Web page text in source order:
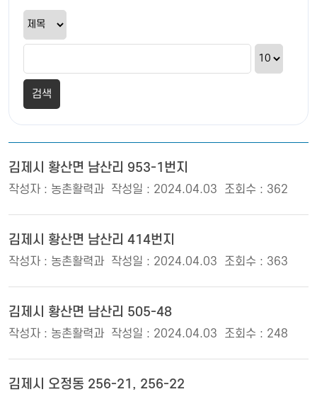
김제시 황산면 남산리 953-1번지
작성자 : 농촌활력과 작성일 : 2024.04.03 조회수 : 362
김제시 황산면 남산리 414번지
작성자 : 농촌활력과 작성일 : 2024.04.03 조회수 : 363
김제시 황산면 남산리 505-48
작성자 : 농촌활력과 작성일 : 2024.04.03 조회수 : 248
김제시 오정동 256-21, 256-22